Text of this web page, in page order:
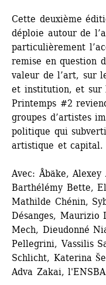
Cette deuxième
déploie autour de
particulièrement
remise en question
valeur de l’art, sur
et institution, et sur
Printemps #2
groupes d’artistes
politique qui
artistique et capital.
Avec: Åbäke, Alexey
Barthélémy Bette,
Mathilde Chénin,
Désanges, Maurizio
Mech, Dieudonné
Pellegrini, Vassilis
Schlicht, Katerina
Adva Zakai,